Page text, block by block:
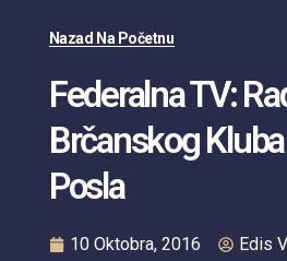
Nazad Na Početnu
Federalna TV:
Brčanskog
Posla
10 Oktobra, 2016 Edis